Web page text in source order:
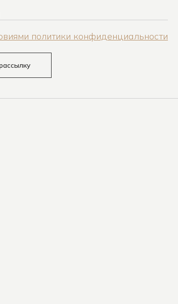
политики конфиденциальности